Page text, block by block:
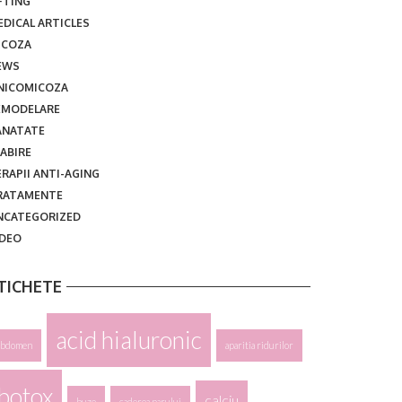
ARTICLES
ANTI-AGING
acid hialuronic aparitia ridurilor
botox